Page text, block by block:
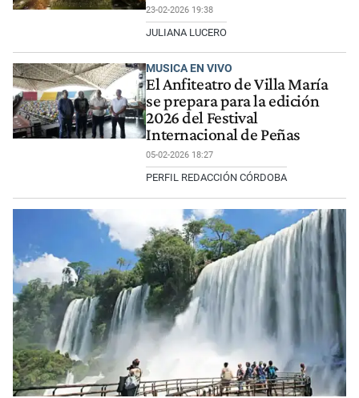
23-02-2026 19:38
JULIANA LUCERO
MUSICA EN VIVO
El Anfiteatro de Villa María
se prepara para la edición
2026 del Festival
Internacional de Peñas
05-02-2026 18:27
PERFIL REDACCIÓN CÓRDOBA